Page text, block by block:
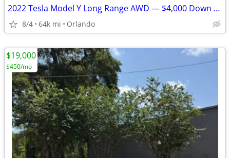
2022 Tesla Model Y Long Range AWD — $4,000 Down / Finance Available
8/4 64k mi Orlando
$19,000
$450/mo